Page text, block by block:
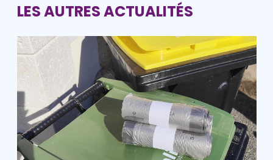
LES AUTRES ACTUALITÉS